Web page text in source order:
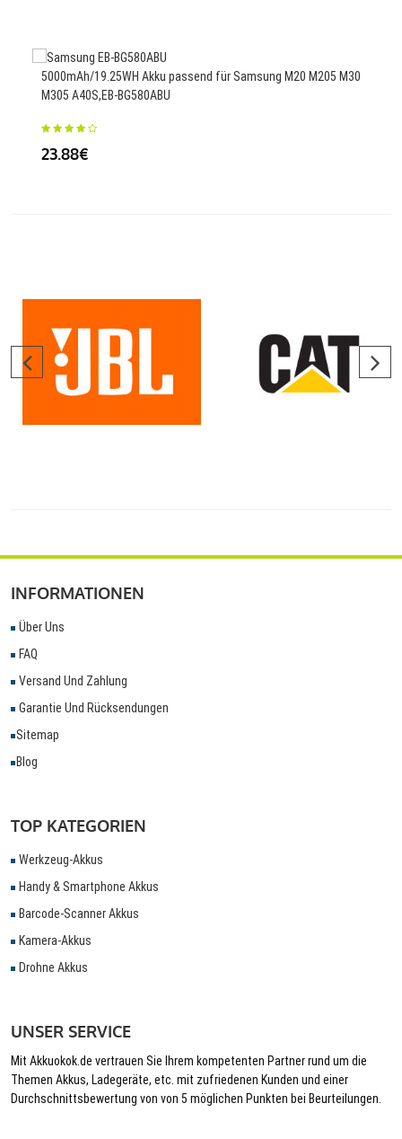
5000mAh/19.25WH Akku passend für Samsung M20 M205 M30
M305 A40S,EB-BG580ABU
23.88€
INFORMATIONEN
Über Uns
FAQ
Versand Und Zahlung
Garantie Und Rücksendungen
Sitemap
Blog
TOP KATEGORIEN
Werkzeug-Akkus
Handy & Smartphone Akkus
Barcode-Scanner Akkus
Kamera-Akkus
Drohne Akkus
UNSER SERVICE
Mit Akkuokok.de vertrauen Sie Ihrem kompetenten Partner rund um die
Themen Akkus, Ladegeräte, etc. mit zufriedenen Kunden und einer
Durchschnittsbewertung von von 5 möglichen Punkten bei Beurteilungen.